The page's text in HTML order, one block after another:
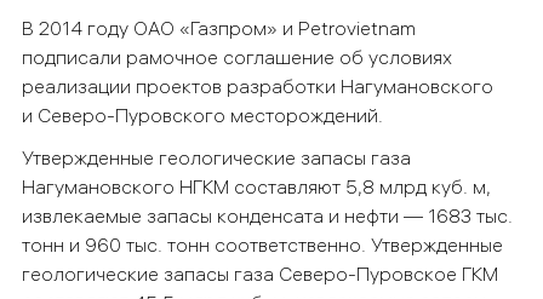
В 2014 году ОАО «Газпром» и Petrovietnam
подписали рамочное соглашение об условиях
реализации проектов разработки Нагумановского
и Северо-Пуровского месторождений.
Утвержденные геологические запасы газа
Нагумановского НГКМ составляют 5,8 млрд куб. м,
извлекаемые запасы конденсата и нефти — 1683 тыс.
тонн и 960 тыс. тонн соответственно. Утвержденные
геологические запасы газа Северо-Пуровское ГКМ